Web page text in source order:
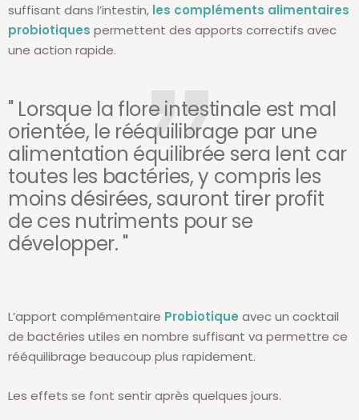
suffisant dans l’intestin, les compléments alimentaires
probiotiques permettent des apports correctifs avec
une action rapide.
" Lorsque la flore intestinale est mal
orientée, le rééquilibrage par une
alimentation équilibrée sera lent car
toutes les bactéries, y compris les
moins désirées, sauront tirer profit
de ces nutriments pour se
développer. "
L’apport complémentaire Probiotique avec un cocktail
de bactéries utiles en nombre suffisant va permettre ce
rééquilibrage beaucoup plus rapidement.
Les effets se font sentir après quelques jours.